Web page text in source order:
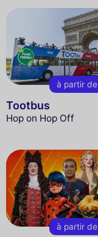
à partir de
Tootbus
Hop on Hop Off
à partir de